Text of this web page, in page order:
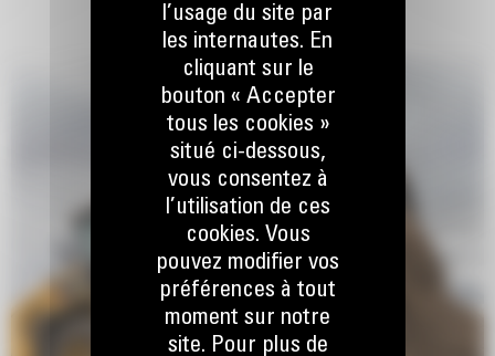
l’usage du site par
les internautes. En
cliquant sur le
bouton « Accepter
tous les cookies »
situé ci-dessous,
vous consentez à
l’utilisation de ces
cookies. Vous
pouvez modifier vos
préférences à tout
moment sur notre
site. Pour plus de